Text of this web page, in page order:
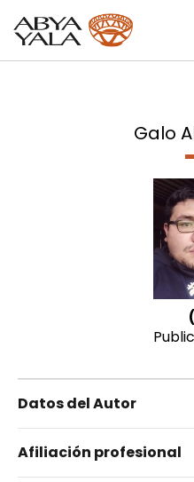
Galo
Datos del Autor
Afiliación profesional